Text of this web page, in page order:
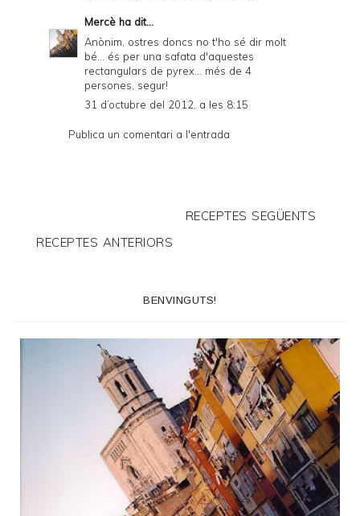
Mercè ha dit...
Anònim, ostres doncs no t'ho sé dir molt
bé... és per una safata d'aquestes
rectangulars de pyrex... més de 4
persones, segur!
31 d’octubre del 2012, a les 8:15
Publica un comentari a l'entrada
RECEPTES SEGÜENTS
RECEPTES ANTERIORS
BENVINGUTS!